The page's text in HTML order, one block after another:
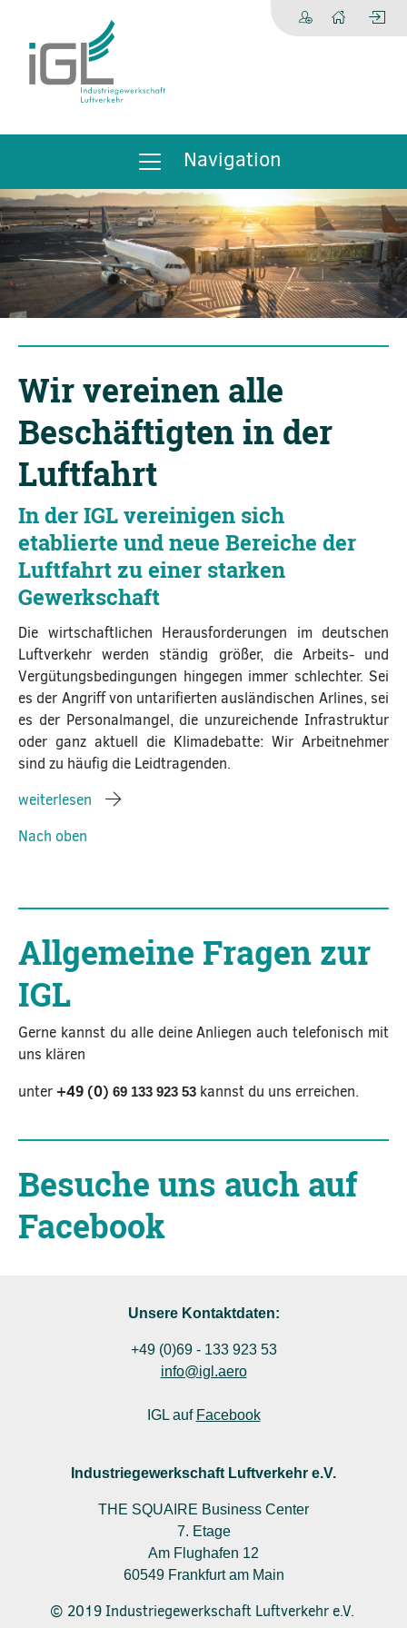
Navigation
Wir vereinen alle
Beschäftigten in der
Luftfahrt
In der IGL vereinigen sich
etablierte und neue Bereiche der
Luftfahrt zu einer starken
Gewerkschaft
Die wirtschaftlichen Herausforderungen im deutschen
Luftverkehr werden ständig größer, die Arbeits- und
Vergütungsbedingungen hingegen immer schlechter. Sei
es der Angriff von untarifierten ausländischen Arlines, sei
es der Personalmangel, die unzureichende Infrastruktur
oder ganz aktuell die Klimadebatte: Wir Arbeitnehmer
sind zu häufig die Leidtragenden.
weiterlesen
Nach oben
Allgemeine Fragen zur
IGL
Gerne kannst du alle deine Anliegen auch telefonisch mit
uns klären
unter +49 (0) 69 133 923 53 kannst du uns erreichen.
Besuche uns auch auf
Facebook
Unsere Kontaktdaten:
+49 (0)69 - 133 923 53
info@igl.aero
IGL auf Facebook
Industriegewerkschaft Luftverkehr e.V.
THE SQUAIRE Business Center
7. Etage
Am Flughafen 12
60549 Frankfurt am Main
© 2019 Industriegewerkschaft Luftverkehr e.V.